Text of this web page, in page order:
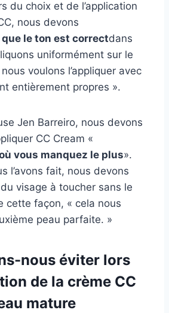
du choix et de l’application
nous devons
le ton est correctdans
uniformément sur le
voulons l’appliquer avec
entièrement propres ».
Jen Barreiro, nous devons
CC Cream «
vous manquez le plus».
l’avons fait, nous devons
visage à toucher sans le
cette façon, « cela nous
peau parfaite. »
nous éviter lors
de la crème CC
mature